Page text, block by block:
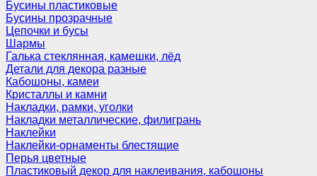
Бусины пластиковые
Бусины прозрачные
Цепочки и бусы
Шармы
Галька стеклянная, камешки, лёд
Детали для декора разные
Кабошоны, камеи
Кристаллы и камни
Накладки, рамки, уголки
Накладки металлические, филигрань
Наклейки
Наклейки-орнаменты блестящие
Перья цветные
Пластиковый декор для наклеивания, кабошоны